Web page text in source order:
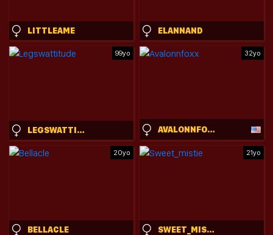
LITTLEAME ELANNAND
99yo
LEGSWATTITUDE
32yo
AVALONNFOXX
20yo
BELLACLE
21yo
SWEET_MISTIE